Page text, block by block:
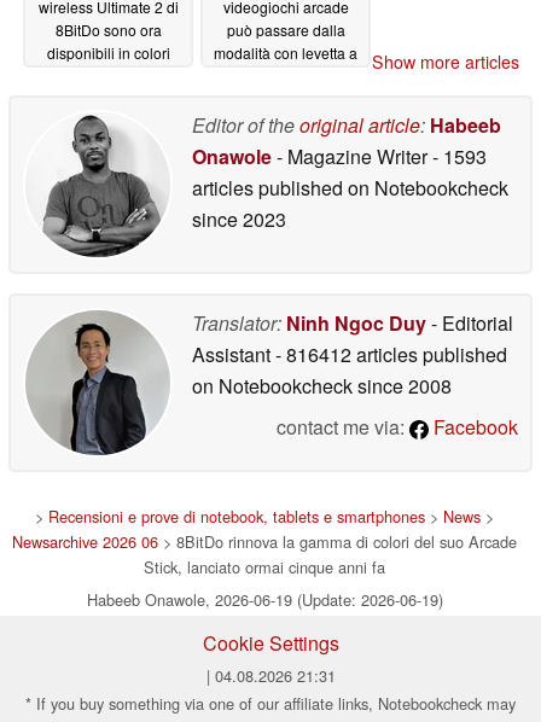
wireless Ultimate 2 di
8BitDo sono ora
disponibili in colori
videogiochi arcade
può passare dalla
modalità con levetta a
Show more articles
Editor of theoriginal article: Habeeb
Onawole- Magazine Writer- 1593
articles published on Notebookcheck
since 2023
Translator: Ninh Ngoc Duy- Editorial
Assistant- 816412 articles published
on Notebookchecksince 2008
contact me via:
Facebook
> Recensioni e prove di notebook, tablets e smartphones > News >
Newsarchive 2026 06 > 8BitDo rinnova la gamma di colori del suo Arcade
Stick, lanciato ormai cinque anni fa
Habeeb Onawole, 2026-06-19 (Update: 2026-06-19)
Cookie Settings
| 04.08.2026 21:31
* If you buy something via one of our affiliate links, Notebookcheck may